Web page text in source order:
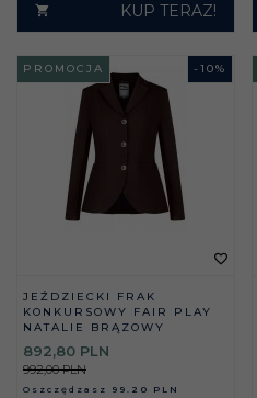
KUP TERAZ!
- 10%
PROMOCJA
JEŹDZIECKI FRAK
KONKURSOWY FAIR PLAY
NATALIE BRĄZOWY
892,80 PLN
992,00 PLN
Oszczędzasz 99.20 PLN